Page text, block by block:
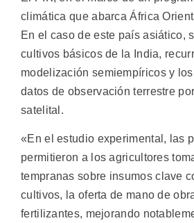
climática que abarca África
En el caso de este país asiático,
cultivos básicos de la India,
modelización semiempíricos y
datos de observación terrestre
satelital.
«En el estudio experimental, las
permitieron a los agricultores
tempranas sobre insumos clave
cultivos, la oferta de mano de
fertilizantes, mejorando